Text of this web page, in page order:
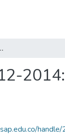
Tolima 2012-2014